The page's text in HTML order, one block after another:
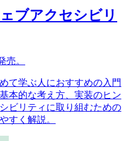
ブアクセシビリ
売。
て学ぶ人におすすめの入門
本的な考え方、実装のヒン
ビリティに取り組むための
すく解説。